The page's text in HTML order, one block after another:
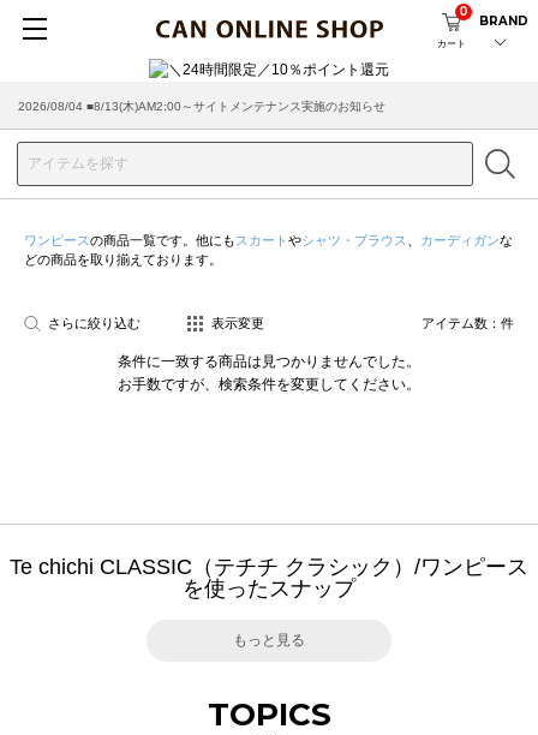
カート
0
BRAND
2026/08/04 ■8/13(木)AM2:00～サイトメンテナンス実施のお知らせ
ワンピースの商品一覧です。他にも スカート やシャツ・ブラウス カーディガンな
どの商品を取り揃えております。
さらに絞り込む 表示変更 アイテム数： 件
条件に一致する商品は見つかりませんでした。
お手数ですが、検索条件を変更してください。
Te chichi CLASSIC（テチチ クラシック）/ワンピース
を使ったスナップ
もっと見る
TOPICS